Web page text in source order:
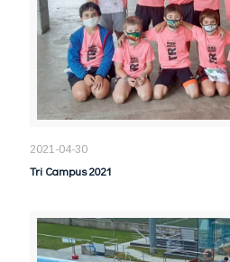
2021-04-30
Tri Campus 2021